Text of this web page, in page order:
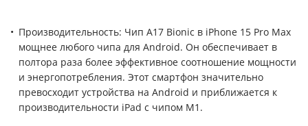
Производительность: Чип A17 Bionic в iPhone 15 Pro Max
мощнее любого чипа для Android. Он обеспечивает в
полтора раза более эффективное соотношение мощности
и энергопотребления. Этот смартфон значительно
превосходит устройства на Android и приближается к
производительности iPad с чипом M1.